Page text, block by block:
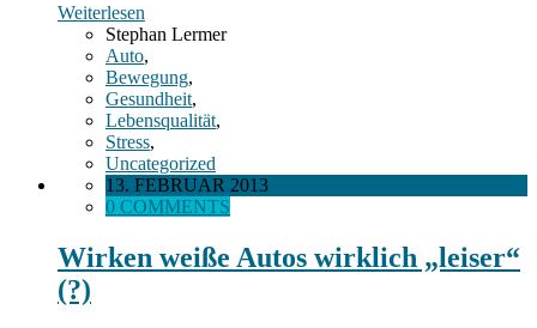
Weiterlesen
Stephan Lermer
Auto,
Bewegung,
Gesundheit,
Lebensqualität,
Stress,
Uncategorized
13. FEBRUAR 2013
0 COMMENTS
Wirken weiße Autos wirklich „leiser“
(?)